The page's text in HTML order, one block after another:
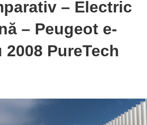
– Electric
– Peugeot e-
2008 PureTech